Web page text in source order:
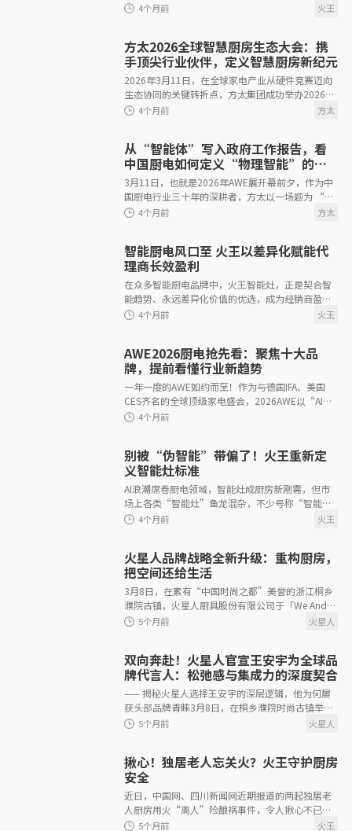
4个月前
4个月前
4个月前
4个月前
理总局通报2025年41种产品质量国家监督抽查情
方太2026全球智慧厨房生态大会：携
手顶尖行业伙伴，定义智慧厨房新纪元
2026年3月11日，在全球家电产业从硬件竞赛迈向
生态协同的关键转折点，方太集团成功举办2026全
球智慧厨房生态大会。
从“智能体”写入政府工作报告，看
中国厨电如何定义“物理智能”的下
半场
3月11日，也就是2026年AWE展开幕前夕，作为中
国厨电行业三十年的深耕者，方太以一场题为 “共
建开放生态，定义厨房新纪元”的2026全球智慧厨
智能厨电风口至 火王以差异化赋能代
理商长效盈利
在众多智能厨电品牌中，火王智能灶，正是契合智
能趋势、永远差异化价值的优选，成为经销商盈利
发展的关键抓手。
AWE2026厨电抢先看：聚焦十大品
牌，提前看懂行业新趋势
一年一度的AWE如约而至！作为与德国IFA、美国
CES齐名的全球顶级家电盛会，2026AWE以“AI科
技 慧享未来”为主题，在上海新国际博览中心+上
别被“伪智能”带偏了！火王重新定
义智能灶标准
AI浪潮席卷厨电领域，智能灶成厨房新刚需，但市
场上各类“智能灶”鱼龙混杂，不少号称“智能
灶”的产品，实则是伪智能的“假把式”。它们将
火星人品牌战略全新升级：重构厨房，
把空间还给生活
3月8日，在素有“中国时尚之都”美誉的浙江桐乡
濮院古镇，火星人厨具股份有限公司于「We And
You」2026品牌战略发布会上，正式官宣品牌战略
双向奔赴！火星人官宣王安宇为全球品
牌代言人：松弛感与集成力的深度契合
—— 揭秘火星人选择王安宇的深层逻辑，他为何屡
获头部品牌青睐3月8日，在桐乡濮院时尚古镇举办
的「We And You」2026品牌战略发布会上，火星
揪心！独居老人忘关火？火王守护厨房
安全
近日，中国网、四川新闻网近期报道的两起独居老
人厨房用火“离人”险酿祸事件，令人揪心不已：
北京69岁独居老人谷先生，在家炼猪油时短暂离开